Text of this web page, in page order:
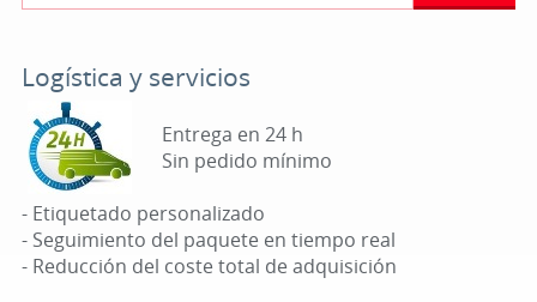
Logística y servicios
Entrega en 24 h
Sin pedido mínimo
- Etiquetado personalizado
- Seguimiento del paquete en tiempo real
- Reducción del coste total de adquisición